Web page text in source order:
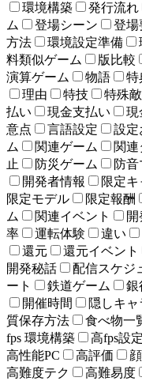
環境構築
発行流れ
ム
登場シーン 登場
方法
環境設定準備
料類似ゲーム
版比較
演算ゲーム
物語 特
理由
特技 特殊敵
払い
現金支払い 現
意点
言語設定 設定
ム
関連ゲーム 関連
止
防災ゲーム 防音
開発者情報
限定キ
限定モデル
限定報酬
ム
関連イベント 開
率
運転体験 違い
還元
還元イベント
開発秘話
配信スケジ
ート
鉄道ゲーム 銀
開催時間
隠しキャ
質保存方法
食べ物一
fps 環境構築
高fps設定
高性能PC
高評価
高難度テク
高難易度